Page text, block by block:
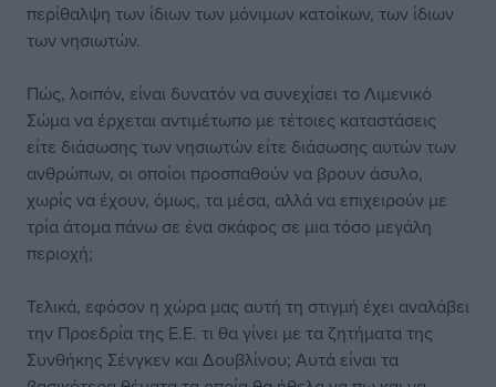
περίθαλψη των ίδιων των μόνιμων κατοίκων, των ίδιων
των νησιωτών.
Πώς, λοιπόν, είναι δυνατόν να συνεχίσει το Λιμενικό
Σώμα να έρχεται αντιμέτωπο με τέτοιες καταστάσεις
είτε διάσωσης των νησιωτών είτε διάσωσης αυτών των
ανθρώπων, οι οποίοι προσπαθούν να βρουν άσυλο,
χωρίς να έχουν, όμως, τα μέσα, αλλά να επιχειρούν με
τρία άτομα πάνω σε ένα σκάφος σε μια τόσο μεγάλη
περιοχή;
Τελικά, εφόσον η χώρα μας αυτή τη στιγμή έχει αναλάβει
την Προεδρία της Ε.Ε. τι θα γίνει με τα ζητήματα της
Συνθήκης Σένγκεν και Δουβλίνου; Αυτά είναι τα